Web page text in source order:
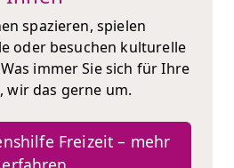
spazieren, spielen
oder besuchen kulturelle
immer Sie sich für Ihre
wir das gerne um.
Freizeit – mehr